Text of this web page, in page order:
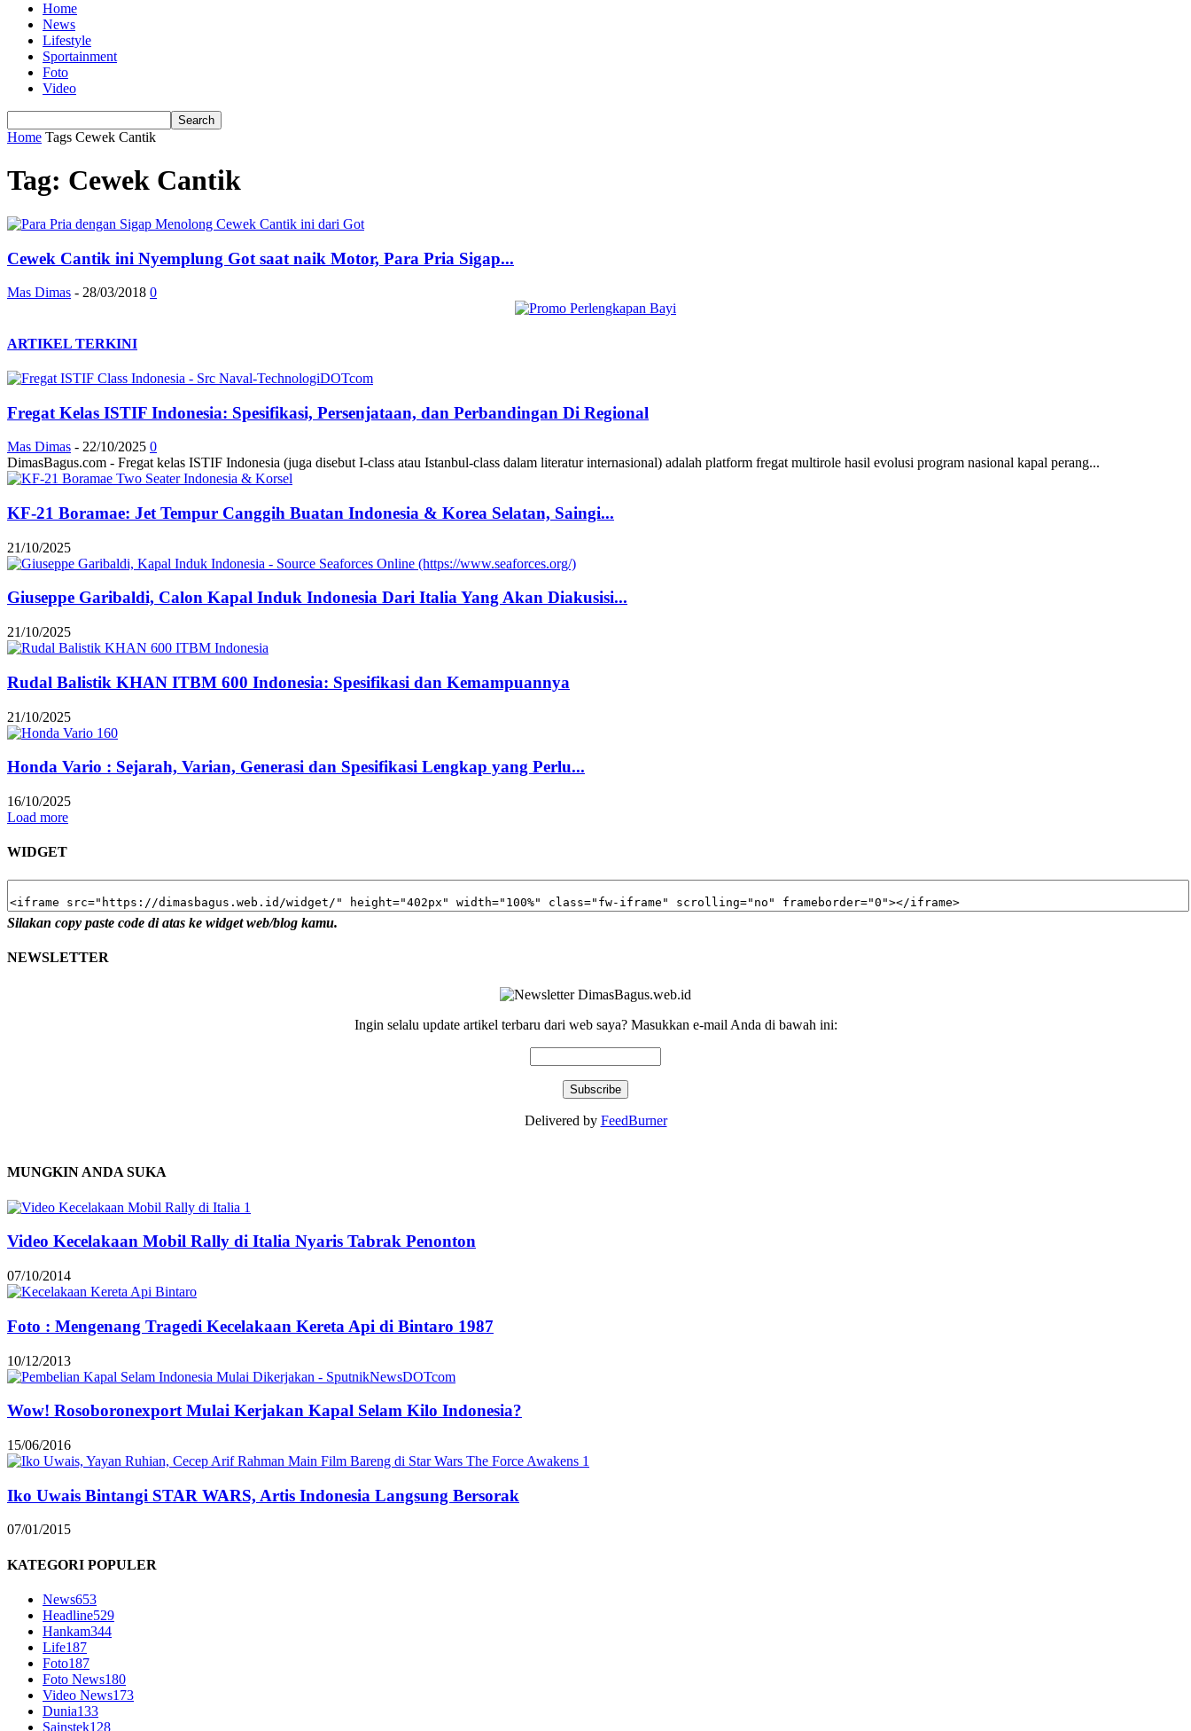
Home
News
Lifestyle
Sportainment
Foto
Video
Home Tags Cewek Cantik
Tag: Cewek Cantik
Cewek Cantik ini Nyemplung Got saat naik Motor, Para Pria Sigap...
Mas Dimas - 28/03/2018 0
ARTIKEL TERKINI
Fregat Kelas ISTIF Indonesia: Spesifikasi, Persenjataan, dan Perbandingan Di Regional
Mas Dimas - 22/10/2025 0
DimasBagus.com - Fregat kelas ISTIF Indonesia (juga disebut I-class atau Istanbul-class dalam literatur internasional) adalah platform fregat multirole hasil evolusi program nasional kapal perang...
KF-21 Boramae: Jet Tempur Canggih Buatan Indonesia & Korea Selatan, Saingi...
21/10/2025
Giuseppe Garibaldi, Calon Kapal Induk Indonesia Dari Italia Yang Akan Diakusisi...
21/10/2025
Rudal Balistik KHAN ITBM 600 Indonesia: Spesifikasi dan Kemampuannya
21/10/2025
Honda Vario : Sejarah, Varian, Generasi dan Spesifikasi Lengkap yang Perlu...
16/10/2025
Load more
WIDGET
Silakan copy paste code di atas ke widget web/blog kamu.
NEWSLETTER
Ingin selalu update artikel terbaru dari web saya? Masukkan e-mail Anda di bawah ini:
Delivered by FeedBurner
MUNGKIN ANDA SUKA
Video Kecelakaan Mobil Rally di Italia Nyaris Tabrak Penonton
07/10/2014
Foto : Mengenang Tragedi Kecelakaan Kereta Api di Bintaro 1987
10/12/2013
Wow! Rosoboronexport Mulai Kerjakan Kapal Selam Kilo Indonesia?
15/06/2016
Iko Uwais Bintangi STAR WARS, Artis Indonesia Langsung Bersorak
07/01/2015
KATEGORI POPULER
News653
Headline529
Hankam344
Life187
Foto187
Foto News180
Video News173
Dunia133
Sainstek128